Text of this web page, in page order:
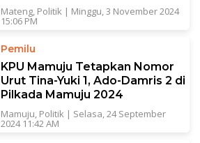
Mateng, Politik | Minggu, 3 November 2024
15:06 PM
Pemilu
KPU Mamuju Tetapkan Nomor
Urut Tina-Yuki 1, Ado-Damris 2 di
Pilkada Mamuju 2024
Mamuju, Politik | Selasa, 24 September
2024 11:42 AM